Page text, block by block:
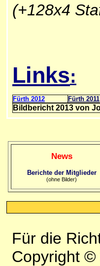
(+128x4
Links:
Fürth 2012 Fürth 2011
Bildbericht 2013 von
News
Berichte der Mitglieder
(ohne Bilder)
Für die
Copyright ©